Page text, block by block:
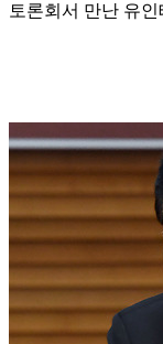
토론회서 만난 유